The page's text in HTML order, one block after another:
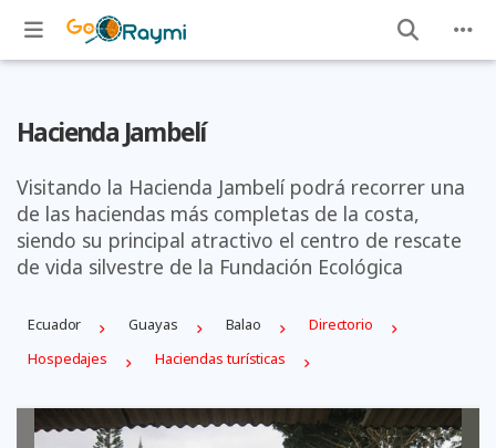
Hacienda Jambelí
Visitando la Hacienda Jambelí podrá recorrer una
de las haciendas más completas de la costa,
siendo su principal atractivo el centro de rescate
de vida silvestre de la Fundación Ecológica
Ecuador Guayas Balao
Directorio
Hospedajes
Haciendas turísticas